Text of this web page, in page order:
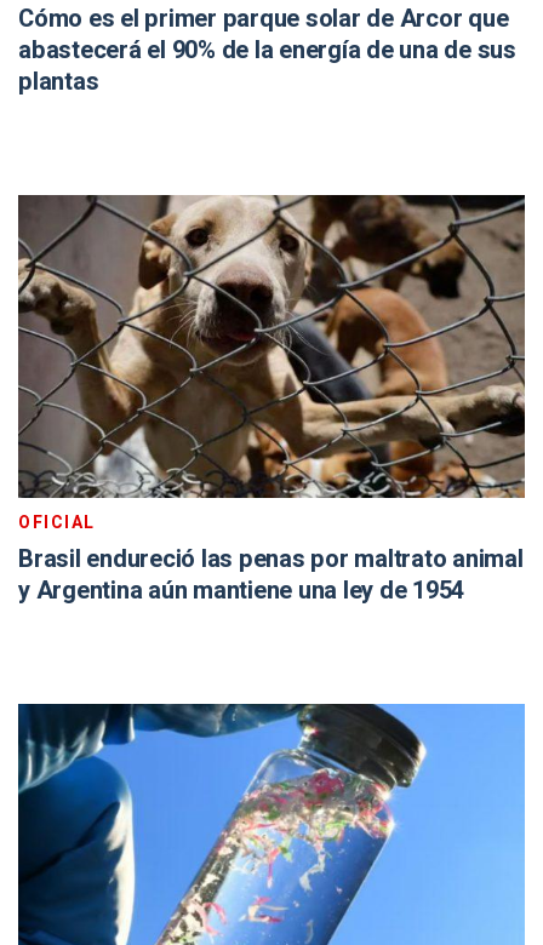
Cómo es el primer parque solar de Arcor que
abastecerá el 90% de la energía de una de sus
plantas
OFICIAL
Brasil endureció las penas por maltrato animal
y Argentina aún mantiene una ley de 1954